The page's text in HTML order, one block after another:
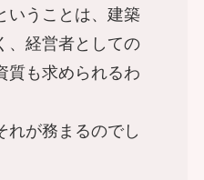
いうことは、建築
、経営者としての
質も求められるわ
れが務まるのでし